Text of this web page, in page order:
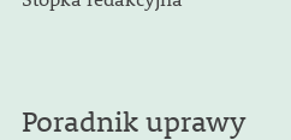
Poradnik uprawy